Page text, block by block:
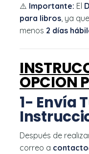
⚠️ Importante: El
para libros , ya
menos 2 días
OPCION
1- Envía
Después de
correo a